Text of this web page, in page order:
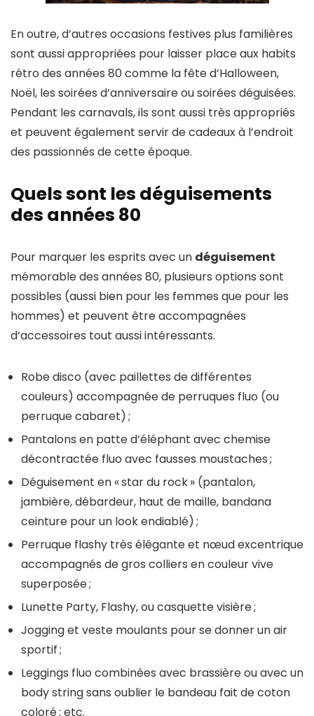
En outre, d’autres occasions festives plus familières
sont aussi appropriées pour laisser place aux habits
rétro des années 80 comme la fête d’Halloween,
Noël, les soirées d’anniversaire ou soirées déguisées.
Pendant les carnavals, ils sont aussi très appropriés
et peuvent également servir de cadeaux à l’endroit
des passionnés de cette époque.
Quels sont les déguisements
des années 80
Pour marquer les esprits avec un déguisement
mémorable des années 80, plusieurs options sont
possibles (aussi bien pour les femmes que pour les
hommes) et peuvent être accompagnées
d’accessoires tout aussi intéressants.
Robe disco (avec paillettes de différentes
couleurs) accompagnée de perruques fluo (ou
perruque cabaret) ;
Pantalons en patte d’éléphant avec chemise
décontractée fluo avec fausses moustaches ;
Déguisement en « star du rock » (pantalon,
jambière, débardeur, haut de maille, bandana
ceinture pour un look endiablé) ;
Perruque flashy très élégante et nœud excentrique
accompagnés de gros colliers en couleur vive
superposée ;
Lunette Party, Flashy, ou casquette visière ;
Jogging et veste moulants pour se donner un air
sportif ;
Leggings fluo combinées avec brassière ou avec un
body string sans oublier le bandeau fait de coton
coloré ; etc.